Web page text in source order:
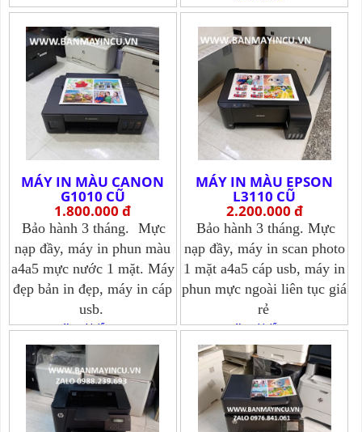
MÁY IN MÀU CANON
G1010 CŨ
1.800.000 đ
Bảo hành 3 tháng.
Mực
nạp đầy, máy in phun màu
a4a5 mực nước 1 mặt. Máy
đẹp bản in đẹp, máy in cáp
usb.
Xem chi tiết >>>
MÁY IN MÀU EPSON
L3110 CŨ
2.200.000 đ
Bảo hành 3 tháng. Mực
nạp đầy, máy in scan photo
1 mặt a4a5 cáp usb, máy in
phun mực ngoài liên tục giá
rẻ
Xem chi tiết >>>